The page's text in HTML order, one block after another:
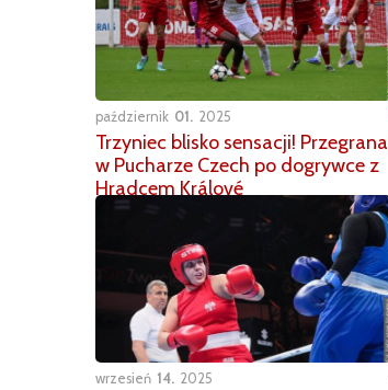
październik 01 2025
Trzyniec blisko sensacji! Przegrana
w Pucharze Czech po dogrywce z
Hradcem Králové
wrzesień 14 2025